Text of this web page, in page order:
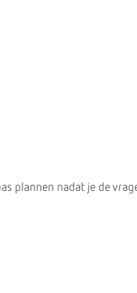
plannen nadat je de